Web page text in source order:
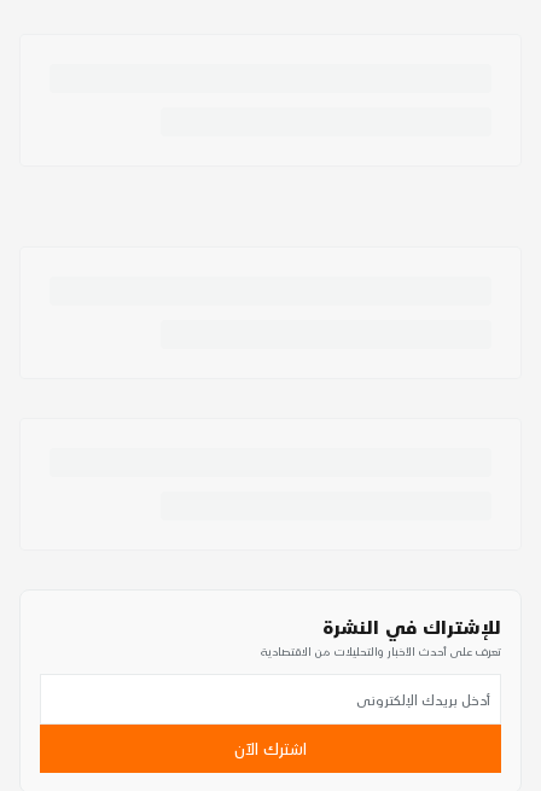
للإشتراك في النشرة
تعرف على أحدث الأخبار والتحليلات من الاقتصادية
اشترك الآن